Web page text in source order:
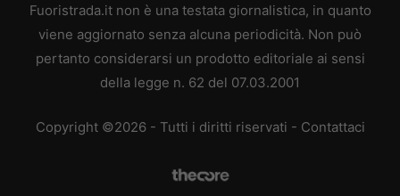
Fuoristrada.it non è una testata giornalistica, in quanto
viene aggiornato senza alcuna periodicità. Non può
pertanto considerarsi un prodotto editoriale ai sensi
della legge n. 62 del 07.03.2001
Copyright ©2026 - Tutti i diritti riservati - Contattaci